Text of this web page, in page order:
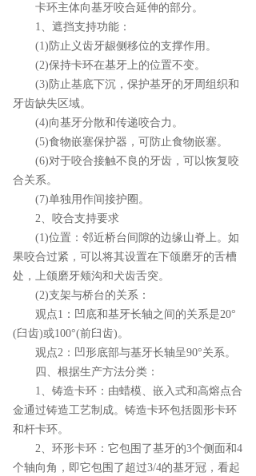
卡环主体向基牙咬合延伸的部分。
1、遮挡支持功能：
(1)防止义齿牙龈侧移位的支撑作用。
(2)保持卡环在基牙上的位置不变。
(3)防止基底下沉，保护基牙的牙周组织和
牙齿缺失区域。
(4)向基牙分散和传递咬合力。
(5)食物嵌塞保护器，可防止食物嵌塞。
(6)对于咬合接触不良的牙齿，可以恢复咬
合关系。
(7)单独用作间接护圈。
2、咬合支持要求
(1)位置：邻近桥台间隙的边缘山脊上。如
果咬合过紧，可以将其设置在下颌磨牙的舌槽
处，上颌磨牙颊沟和犬齿舌突。
(2)支架与桥台的关系：
观点1：凹底和基牙长轴之间的关系是20°
(臼齿)或100°(前臼齿)。
观点2：凹形底部与基牙长轴呈90°关系。
四、根据生产方法分类：
1、铸造卡环：由蜡模、嵌入式和高熔点合
金通过铸造工艺制成。铸造卡环包括圆形卡环
和杆卡环。
2、环形卡环：它包围了基牙的3个侧面和4
个轴向角，即它包围了超过3/4的基牙冠，看起